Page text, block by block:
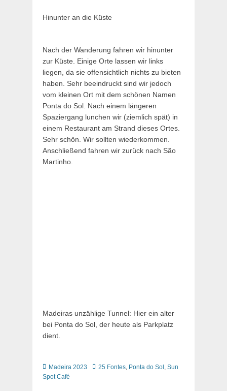
Hinunter an die Küste
Nach der Wanderung fahren wir hinunter
zur Küste. Einige Orte lassen wir links
liegen, da sie offensichtlich nichts zu bieten
haben. Sehr beeindruckt sind wir jedoch
vom kleinen Ort mit dem schönen Namen
Ponta do Sol. Nach einem längeren
Spaziergang lunchen wir (ziemlich spät) in
einem Restaurant am Strand dieses Ortes.
Sehr schön. Wir sollten wiederkommen.
Anschließend fahren wir zurück nach São
Martinho.
Madeiras unzählige Tunnel: Hier ein alter
bei Ponta do Sol, der heute als Parkplatz
dient.
Kategorien
Madeira 2023 Schlagworte
25 Fontes, Ponta do Sol , Sun
Spot Café